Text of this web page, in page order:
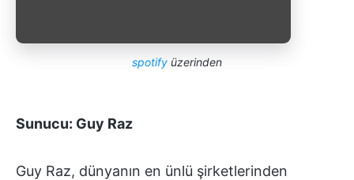
spotify üzerinden
Sunucu: Guy Raz
Guy Raz, dünyanın en ünlü şirketlerinden